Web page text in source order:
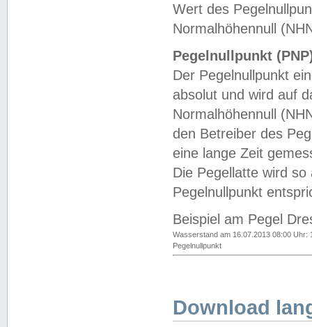
Wert des
Normalhöhennull
Pegelnullpunkt
Der Pegelnullpunkt
absolut und wird auf
Normalhöhennull
den Betreiber des
eine lange Zeit
Die Pegellatte wird
Pegelnullpunkt
Beispiel am Pegel
Wasserstand am 16.07.2013 08:00 Uhr:
Pegelnullpunkt
Download